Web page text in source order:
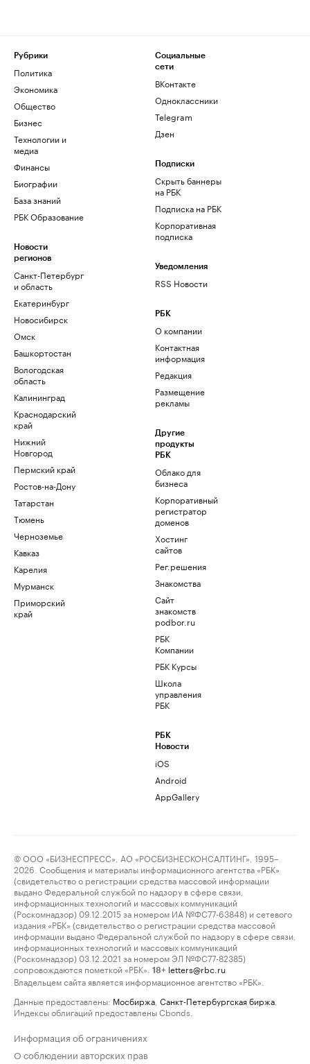
Рубрики
Политика
Экономика
Общество
Бизнес
Технологии и
медиа
Финансы
Биографии
База знаний
РБК Образование
Новости
регионов
Санкт-Петербург
и область
Екатеринбург
Новосибирск
Омск
Башкортостан
Вологодская
область
Калининград
Краснодарский
край
Нижний
Новгород
Пермский край
Ростов-на-Дону
Татарстан
Тюмень
Черноземье
Кавказ
Карелия
Мурманск
Приморский
край
Социальные
сети
ВКонтакте
Одноклассники
Telegram
Дзен
Подписки
Скрыть баннеры
на РБК
Подписка на РБК
Корпоративная
подписка
Уведомления
RSS Новости
РБК
О компании
Контактная
информация
Редакция
Размещение
рекламы
Другие
продукты
РБК
Облако для
бизнеса
Корпоративный
регистратор
доменов
Хостинг
сайтов
Рег.решения
Знакомства
Сайт
знакомств
podbor.ru
РБК
Компании
РБК Курсы
Школа
управления
РБК
РБК
Новости
iOS
Android
AppGallery
© ООО «БИЗНЕСПРЕСС», АО «РОСБИЗНЕСКОНСАЛТИНГ», 1995–
2026. Сообщения и материалы информационного агентства «РБК»
(свидетельство о регистрации средства массовой информации
выдано Федеральной службой по надзору в сфере связи,
информационных технологий и массовых коммуникаций
(Роскомнадзор) 09.12.2015 за номером ИА №ФС77-63848) и сетевого
издания «РБК» (свидетельство о регистрации средства массовой
информации выдано Федеральной службой по надзору в сфере связи,
информационных технологий и массовых коммуникаций
(Роскомнадзор) 03.12.2021 за номером ЭЛ №ФС77-82385)
сопровождаются пометкой «РБК».
18+ letters@rbc.ru
Владельцем сайта является информационное агентство «РБК».
Данные предоставлены: Мосбиржа Санкт-Петербургская биржа
Индексы облигаций предоставлены Cbonds.
Информация об ограничениях
О соблюдении авторских прав